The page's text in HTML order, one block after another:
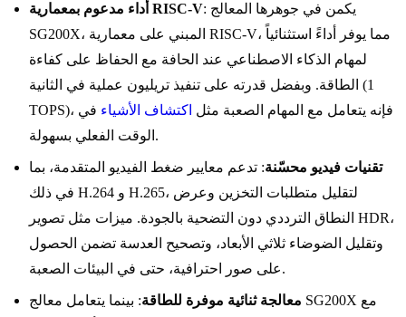
أداء مدعوم بمعمارية RISC-V: يكمن في جوهرها المعالج
SG200X، المبني على معمارية RISC-V، مما يوفر أداءً استثنائياً
لمهام الذكاء الاصطناعي عند الحافة مع الحفاظ على كفاءة
الطاقة. وبفضل قدرته على تنفيذ تريليون عملية في الثانية (1
TOPS)، فإنه يتعامل مع المهام الصعبة مثل اكتشاف الأشياء في
الوقت الفعلي بسهولة.
تقنيات فيديو محسّنة: تدعم معايير ضغط الفيديو المتقدمة، بما
في ذلك H.264 و H.265، لتقليل متطلبات التخزين وعرض
النطاق الترددي دون التضحية بالجودة. ميزات مثل تصوير HDR،
وتقليل الضوضاء ثلاثي الأبعاد، وتصحيح العدسة تضمن الحصول
على صور احترافية، حتى في البيئات الصعبة.
معالجة ثنائية موفرة للطاقة: بينما يتعامل معالج SG200X مع